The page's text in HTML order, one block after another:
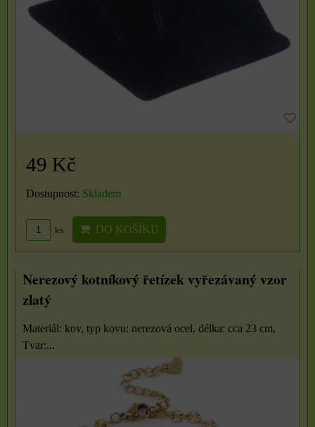
49 Kč
Dostupnost: Skladem
ks DO KOŠÍKU
Nerezový kotníkový řetízek vyřezávaný vzor
zlatý
Materiál: kov, typ kovu: nerezová ocel, délka: cca 23 cm,
Tvar:...